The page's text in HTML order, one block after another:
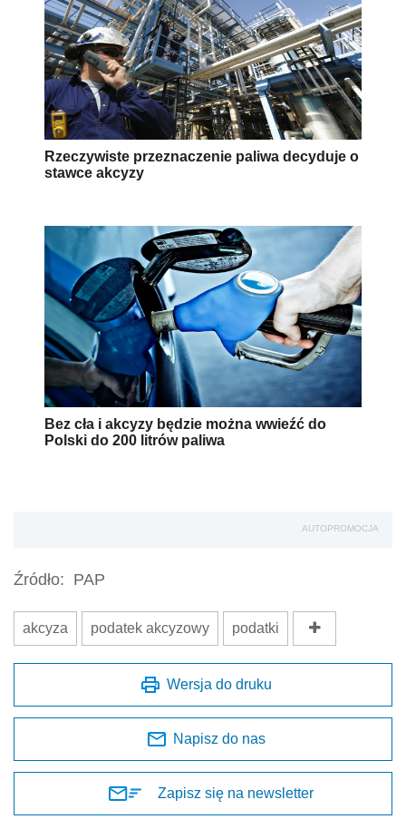
Rzeczywiste przeznaczenie paliwa decyduje o
stawce akcyzy
Bez cła i akcyzy będzie można wwieźć do
Polski do 200 litrów paliwa
AUTOPROMOCJA
Źródło: PAP
akcyza podatek akcyzowy podatki
Wersja do druku
Napisz do nas
Zapisz się na newsletter